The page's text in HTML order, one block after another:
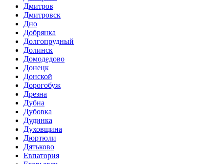
Дмитров
Дмитровск
Дно
Добрянка
Долгопрудный
Долинск
Домодедово
Донецк
Донской
Дорогобуж
Дрезна
Дубна
Дубовка
Дудинка
Духовщина
Дюртюли
Дятьково
Евпатория